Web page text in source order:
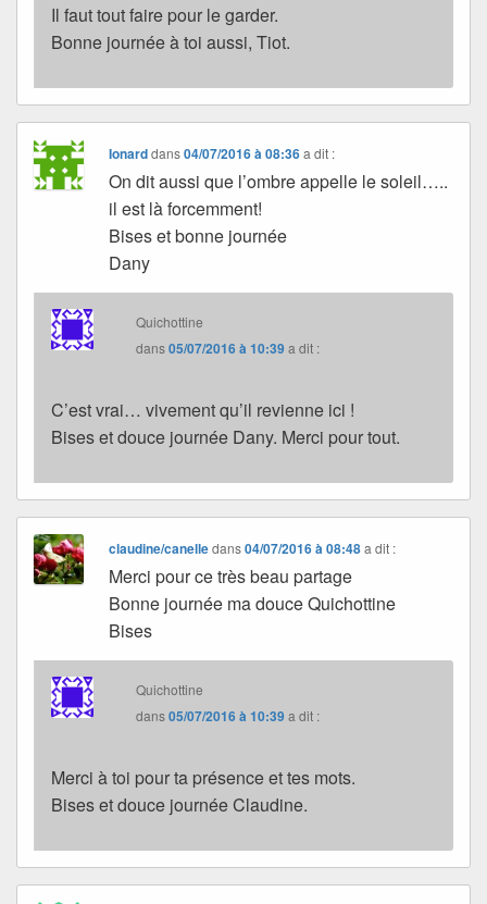
Il faut tout faire pour le garder.
Bonne journée à toi aussi, Tiot.
Ionarddans04/07/2016 à 08:36 a dit :
On dit aussi que l’ombre appelle le soleil…..
il est là forcemment!
Bises et bonne journée
Dany
Quichottine
dans05/07/2016 à 10:39a dit :
C’est vrai… vivement qu’il revienne ici !
Bises et douce journée Dany. Merci pour tout.
claudine/canelledans04/07/2016 à 08:48 a dit :
Merci pour ce très beau partage
Bonne journée ma douce Quichottine
Bises
Quichottine
dans05/07/2016 à 10:39a dit :
Merci à toi pour ta présence et tes mots.
Bises et douce journée Claudine.